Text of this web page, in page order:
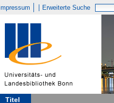
Impressum Erweiterte Suche
Titel